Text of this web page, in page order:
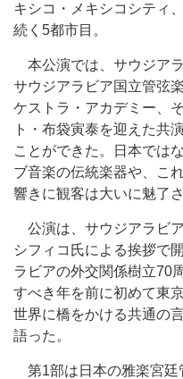
キシコ・メキシコシティ
続く5都市目。
本公演では、サウジア
サウジアラビア国立管弦
ケストラ・アカデミー、
ト・布袋寅泰を迎えた共
ことができた。日本では
ブ音楽の伝統楽器や、こ
響きに観客は大いに魅了さ
公演は、サウジアラビ
シフィコ氏による挨拶で
ラビアの外交関係樹立70
すべき年を前に初めて東
世界に橋をかける共通の
語った。
第1部は日本の雅楽宮廷